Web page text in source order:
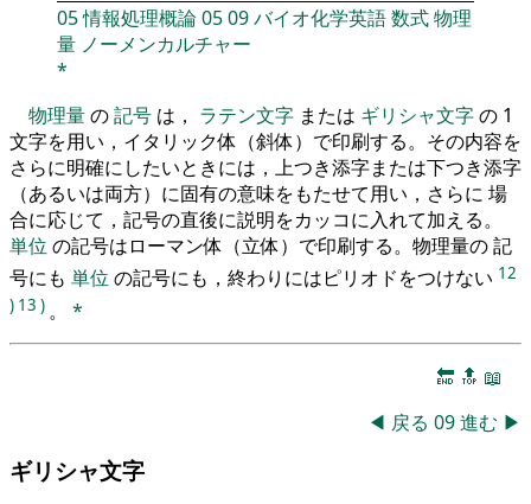
05情報処理概論0509バイオ化学英語数式物理
量 ノーメンカルチャー
*
物理量の記号 は， ラテン文字 または ギリシャ文字の 1
文字を用い，イタリック体（斜体）で印刷する。その内容を
さらに明確にしたいときには，上つき添字または下つき添字
（あるいは両方）に固有の意味をもたせて用い，さらに 場
合に応じて，記号の直後に説明をカッコに入れて加える。
単位の記号はローマン体（立体）で印刷する。物理量の 記
号にも 単位の記号にも，終わりにはピリオドをつけない 12
) 13 ) 。 *
🔚 🔝 📖
◀ 戻る 09進む ▶
ギリシャ文字